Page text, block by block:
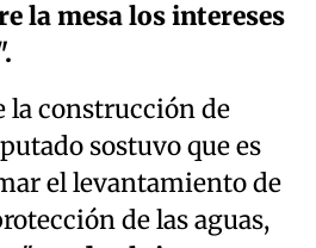
la mesa los intereses
la construcción de
sostuvo que es
el levantamiento de
de las aguas,